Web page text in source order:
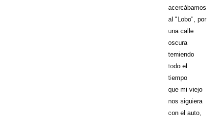
acercábamos
al "Lobo", por
una calle
oscura
temiendo
todo el
tiempo
que mi viejo
nos siguiera
con el auto,